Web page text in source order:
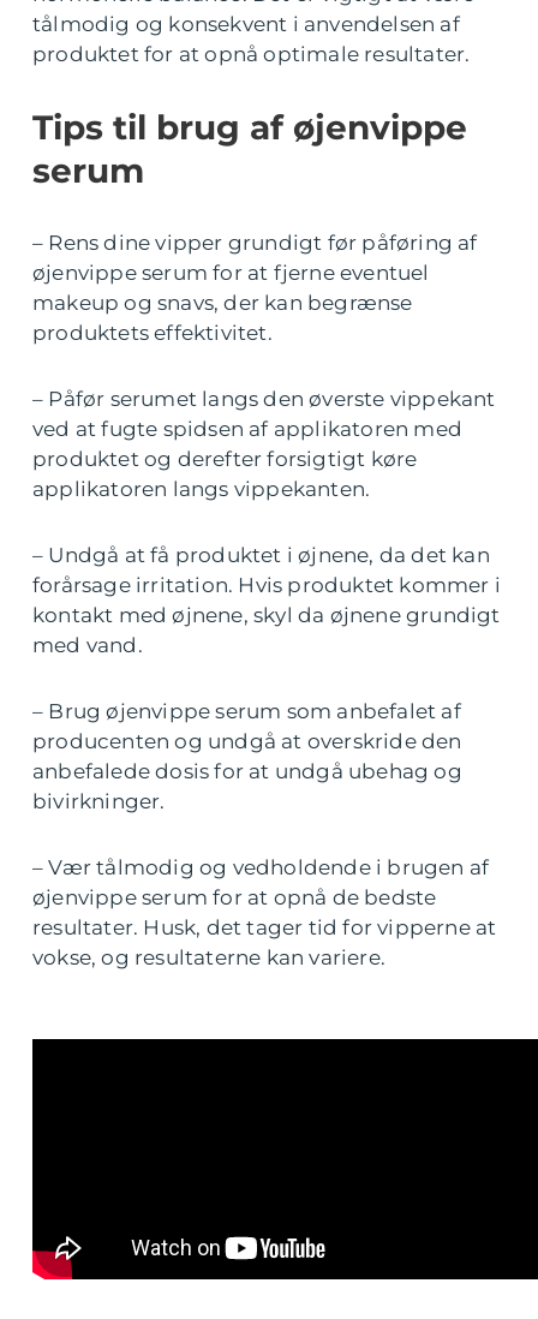
tålmodig og konsekvent i anvendelsen af
produktet for at opnå optimale resultater.
Tips til brug af øjenvippe
serum
– Rens dine vipper grundigt før påføring af
øjenvippe serum for at fjerne eventuel
makeup og snavs, der kan begrænse
produktets effektivitet.
– Påfør serumet langs den øverste vippekant
ved at fugte spidsen af applikatoren med
produktet og derefter forsigtigt køre
applikatoren langs vippekanten.
– Undgå at få produktet i øjnene, da det kan
forårsage irritation. Hvis produktet kommer i
kontakt med øjnene, skyl da øjnene grundigt
med vand.
– Brug øjenvippe serum som anbefalet af
producenten og undgå at overskride den
anbefalede dosis for at undgå ubehag og
bivirkninger.
– Vær tålmodig og vedholdende i brugen af
øjenvippe serum for at opnå de bedste
resultater. Husk, det tager tid for vipperne at
vokse, og resultaterne kan variere.